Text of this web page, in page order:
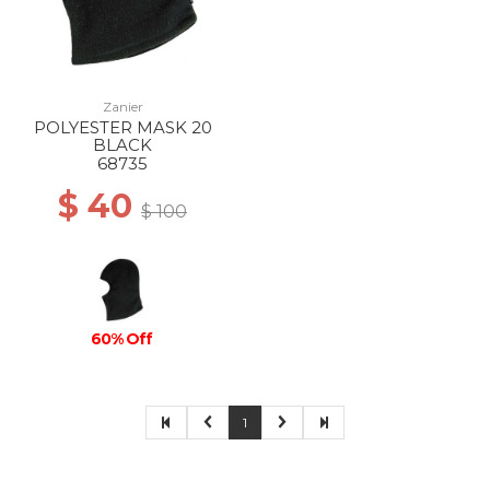
Zanier
POLYESTER MASK 20
BLACK
68735
$ 40 $ 100
60% Off
1